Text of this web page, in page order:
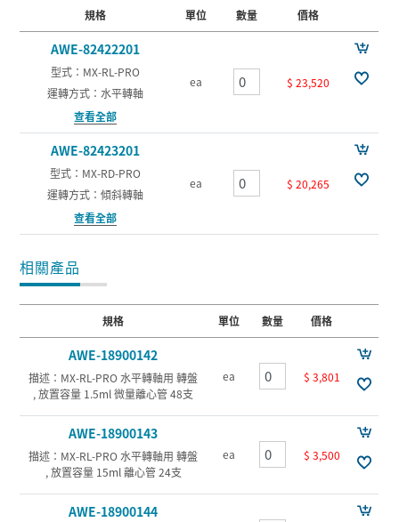
規格 單位 數量 價格
AWE-82422201
型式：MX-RL-PRO
運轉方式：水平轉軸
查看全部
ea $ 23,520
AWE-82423201
型式：MX-RD-PRO
運轉方式：傾斜轉軸
查看全部
ea $ 20,265
相關產品
規格 單位 數量 價格
AWE-18900142
描述：MX-RL-PRO 水平轉軸用 轉盤
, 放置容量 1.5ml 微量離心管 48支
ea $ 3,801
AWE-18900143
描述：MX-RL-PRO 水平轉軸用 轉盤
, 放置容量 15ml 離心管 24支
ea $ 3,500
AWE-18900144